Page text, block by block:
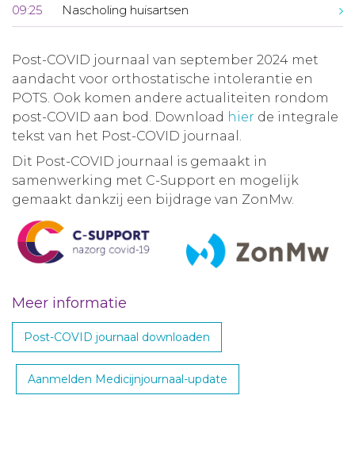
09:25 Nascholing huisartsen
Post-COVID journaal van september 2024 met
aandacht voor orthostatische intolerantie en
POTS. Ook komen andere actualiteiten rondom
post-COVID aan bod. Download hier de integrale
tekst van het Post-COVID journaal.
Dit Post-COVID journaal is gemaakt in
samenwerking met C-Support en mogelijk
gemaakt dankzij een bijdrage van ZonMw.
Meer informatie
Post-COVID journaal downloaden
Aanmelden Medicijnjournaal-update